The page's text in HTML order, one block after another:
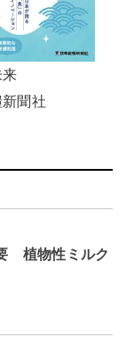
来
新聞社
植物性ミルク